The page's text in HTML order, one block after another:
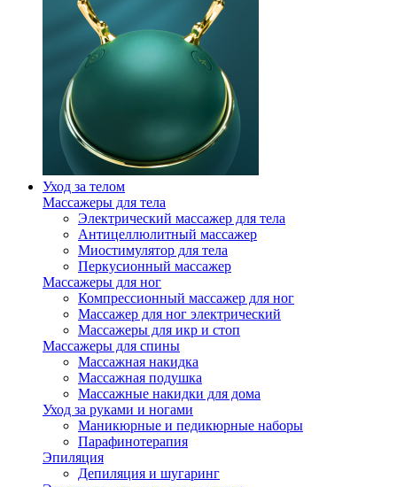
Уход за телом
Массажеры для тела
Электрический массажер для тела
Антицеллюлитный массажер
Миостимулятор для тела
Перкусионный массажер
Массажеры для ног
Компрессионный массажер для ног
Массажер для ног электрический
Массажеры для икр и стоп
Массажеры для спины
Массажная накидка
Массажная подушка
Массажные накидки для дома
Уход за руками и ногами
Маникюрные и педикюрные наборы
Парафинотерапия
Эпиляция
Депиляция и шугаринг